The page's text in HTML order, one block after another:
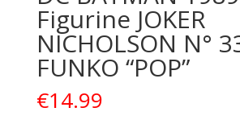
Figurine JOKER
NICHOLSON N°
FUNKO “POP”
€14.99